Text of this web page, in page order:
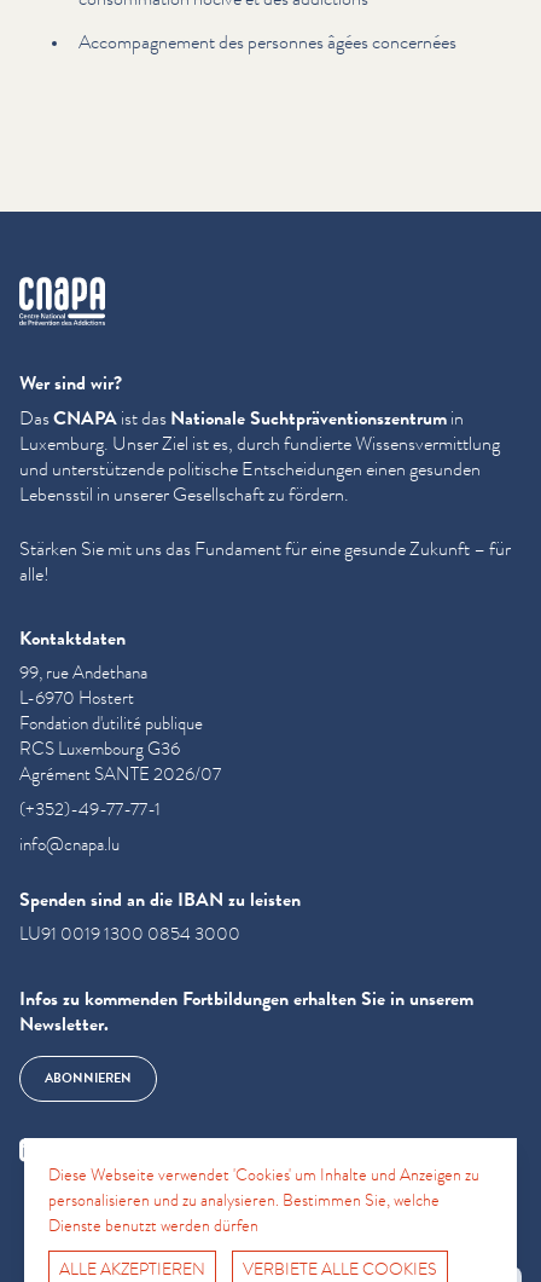
Accom­pa­g­ne­ment des personnes âgées concernées
cnapa
Wer sind wir?
DasCNAPAist dasNationale Sucht­präven­tion­szen­trumin
Luxemburg. Unser Ziel ist es, durch fundierte Wis­sensver­mit­tlung
und unter­stützende politische Entschei­dun­gen einen gesunden
Lebensstil in unserer Gesellschaft zu fördern.
Stärken Sie mit uns das Fundament für eine gesunde Zukunft – für
alle!
Kontaktdaten
99, rue Andethana
L-6970 Hostert
Fondation d'utilité publique
RCS Luxembourg G36
Agrément SANTE 2026/07
(+352)-49-77-77-1
info@cnapa.lu
Spenden sind an die IBAN zu leisten
LU91 0019 1300 0854 3000
Infos zu kommenden Fortbildungen erhalten Sie in unserem
Newsletter.
ABONNIEREN
Diese Webseite verwendet 'Cookies' um Inhalte und Anzeigen zu
personalisieren und zu analysieren. Bestimmen Sie, welche
Dienste benutzt werden dürfen
ALLE AKZEPTIEREN
VERBIETE ALLE COOKIES